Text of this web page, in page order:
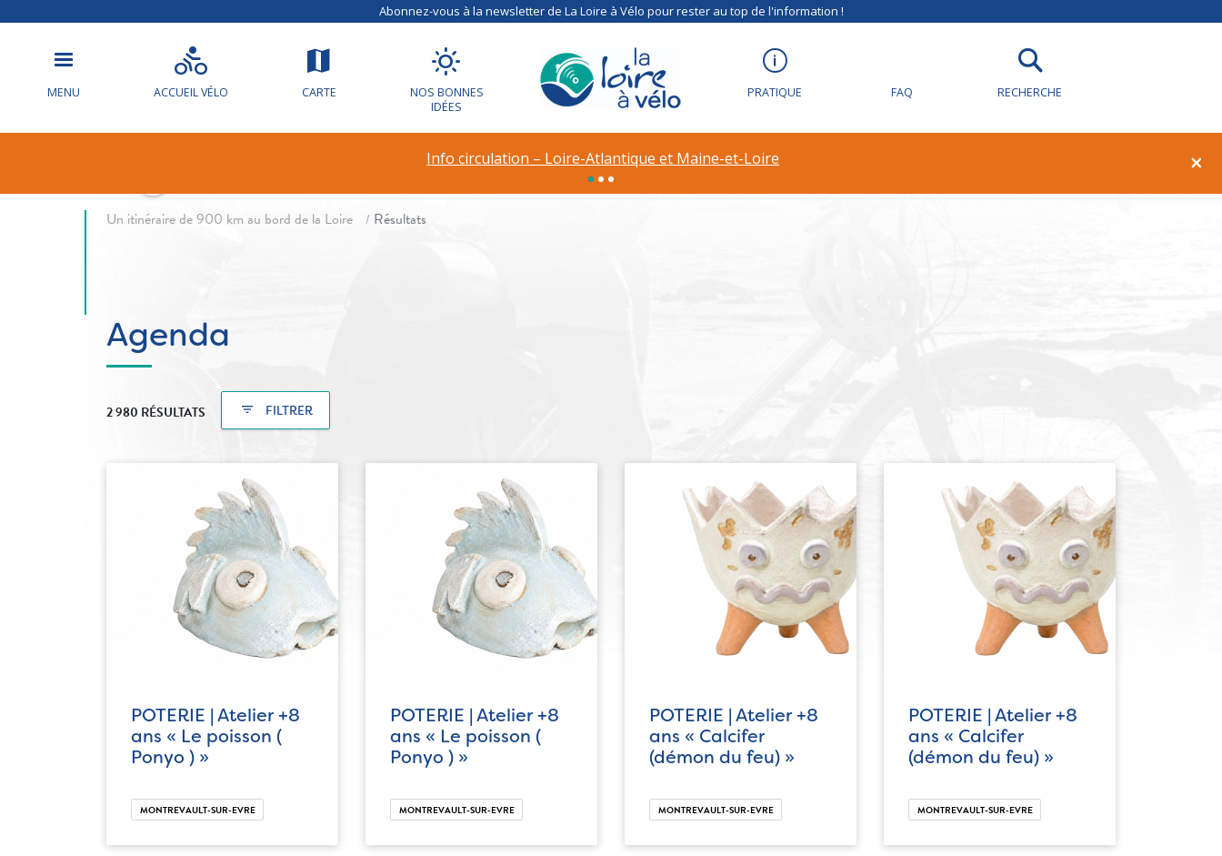
Abonnez-vous à la newsletter de La Loire à Vélo pour rester au top de l'information !
MENU ACCUEIL VÉLO CARTE
NOS BONNES
IDÉES
PRATIQUE FAQ RECHERCHE
×
Info circulation – Loire-Atlantique et Maine-et-Loire
fil d'Ariane
Un itinéraire de 900 km au bord de la Loire Résultats
Agenda
2 980 RÉSULTATS filter_list FILTRER
POTERIE | Atelier +8
ans « Le poisson (
Ponyo ) »
MONTREVAULT-SUR-EVRE
POTERIE | Atelier +8
ans « Le poisson (
Ponyo ) »
MONTREVAULT-SUR-EVRE
POTERIE | Atelier +8
ans « Calcifer
(démon du feu) »
MONTREVAULT-SUR-EVRE
POTERIE | Atelier +8
ans « Calcifer
(démon du feu) »
MONTREVAULT-SUR-EVRE